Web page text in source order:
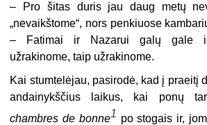
–
Pro šitas duris jau daug metų
„nevaikštome“, nors penkiuose
– Fatimai ir Nazarui galų gale
užrakinome, taip užrakinome.
Kai stumtelėjau, pasirodė, kad į praeitį
andainykščius laikus, kai ponų
chambres de bonne1 po stogais ir,